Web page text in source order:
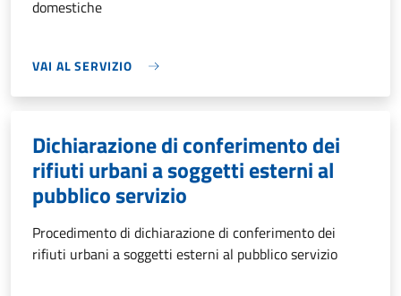
domestiche
VAI AL SERVIZIO
Dichiarazione di conferimento dei
rifiuti urbani a soggetti esterni al
pubblico servizio
Procedimento di dichiarazione di conferimento dei
rifiuti urbani a soggetti esterni al pubblico servizio